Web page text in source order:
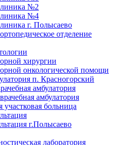
№2
№4
г. Полысаево
отделение
хирургии
онкологической помощи
п. Красногорский
амбулатория
амбулатория
участковая больница
г.Полысаево
лаборатория